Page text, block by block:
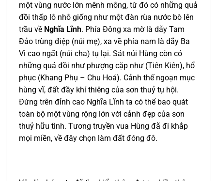
một vùng nước lớn mênh mông, từ đó có những quả
đồi thấp lô nhô giống như một đàn rùa nước bò lên
trầu về Nghĩa Lĩnh. Phía Đông xa mờ là dãy Tam
Đảo trùng điệp (núi mẹ), xa về phía nam là dãy Ba
Vì cao ngất (núi cha) tụ lại. Sát núi Hùng còn có
những quả đồi như phượng cặp như (Tiên Kiên), hổ
phục (Khang Phụ – Chu Hoá). Cảnh thế ngoạn mục
hùng vĩ, đất đầy khí thiêng của sơn thuỷ tụ hội.
Đứng trên đỉnh cao Nghĩa Lĩnh ta có thể bao quát
toàn bộ một vùng rộng lớn với cảnh đẹp của sơn
thuỷ hữu tình. Tương truyền vua Hùng đã đi khắp
mọi miền, về đây chọn làm đất đóng đô.